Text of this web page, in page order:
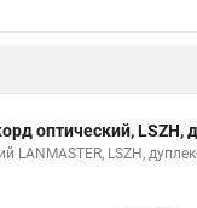
оптический, LSZH,
LANMASTER, LSZH,